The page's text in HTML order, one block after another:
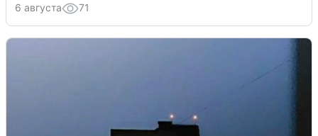
6 августа 71